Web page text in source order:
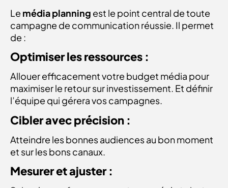
Le média planning est le point central de toute
campagne de communication réussie. Il permet
de :
Optimiser les ressources :
Allouer efficacement votre budget média pour
maximiser le retour sur investissement. Et définir
l’équipe qui gérera vos campagnes.
Cibler avec précision :
Atteindre les bonnes audiences au bon moment
et sur les bons canaux.
Mesurer et ajuster :